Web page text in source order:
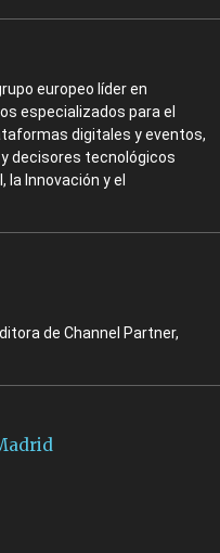
europeo líder en
especializados para el
digitales y eventos,
decisores tecnológicos
Innovación y el
de Channel Partner,